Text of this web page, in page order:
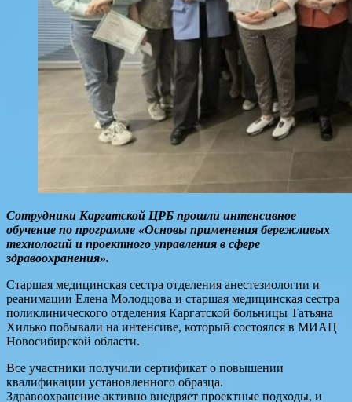
Сотрудники Каргатской ЦРБ прошли интенсивное
обучение по программе «Основы применения бережливых
технологий и проектного управления в сфере
здравоохранения».
Старшая медицинская сестра отделения анестезиологии и
реанимации Елена Молодцова и старшая медицинская сестра
поликлинического отделения Каргатской больницы Татьяна
Хилько побывали на интенсиве, который состоялся в МИАЦ
Новосибирской области.
Все участники получили сертификат о повышении
квалификации установленного образца.
Здравоохранение активно внедряет проектные подходы, и